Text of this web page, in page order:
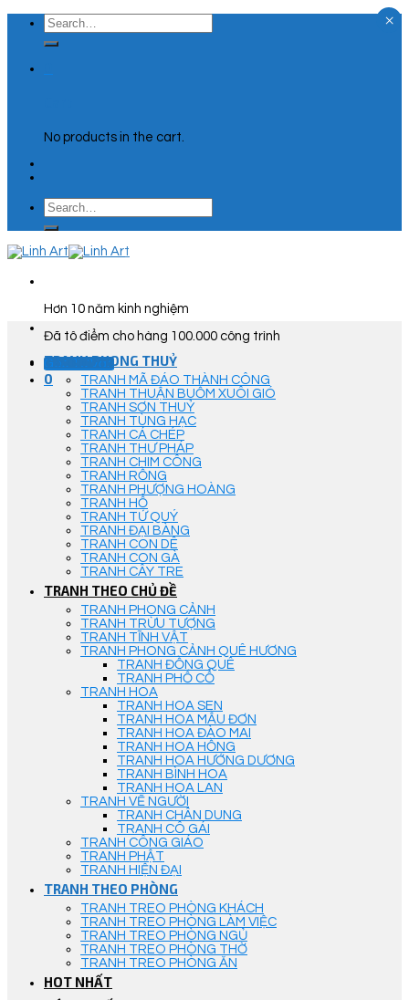
Skip
content
Search
for:
No products in the cart.
Search
for:
Hơn 10 năm kinh nghiệm
Đã tô điểm cho hàng 100.000 công trình
Góc Tư Vấn
0
TRANH PHONG THUỶ
TRANH MÃ ĐÁO THÀNH CÔNG
TRANH THUẬN BUỒM XUÔI GIÓ
TRANH SƠN THUỶ
TRANH TÙNG HẠC
TRANH CÁ CHÉP
TRANH THƯ PHÁP
TRANH CHIM CÔNG
TRANH RỒNG
TRANH PHƯỢNG HOÀNG
TRANH HỔ
TRANH TỨ QUÝ
TRANH ĐẠI BÀNG
TRANH CON DÊ
TRANH CON GÀ
TRANH CÂY TRE
TRANH THEO CHỦ ĐỀ
TRANH PHONG CẢNH
TRANH TRỪU TƯỢNG
TRANH TĨNH VẬT
TRANH PHONG CẢNH QUÊ HƯƠNG
TRANH ĐỒNG QUÊ
TRANH PHỐ CỔ
TRANH HOA
TRANH HOA SEN
TRANH HOA MẪU ĐƠN
TRANH HOA ĐÀO MAI
TRANH HOA HỒNG
TRANH HOA HƯỚNG DƯƠNG
TRANH BÌNH HOA
TRANH HOA LAN
TRANH VẼ NGƯỜI
TRANH CHÂN DUNG
TRANH CÔ GÁI
TRANH CÔNG GIÁO
TRANH PHẬT
TRANH HIỆN ĐẠI
TRANH THEO PHÒNG
TRANH TREO PHÒNG KHÁCH
TRANH TREO PHÒNG LÀM VIỆC
TRANH TREO PHÒNG NGỦ
TRANH TREO PHÒNG THỜ
TRANH TREO PHÒNG ĂN
HOT NHẤT
×